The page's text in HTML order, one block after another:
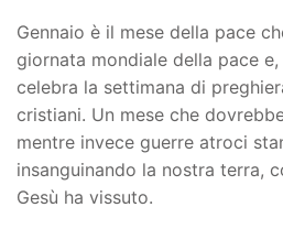
Gennaio è il mese della pace
giornata mondiale della pace
celebra la settimana di
cristiani. Un mese che
mentre invece guerre atroci
insanguinando la nostra terra,
Gesù ha vissuto.